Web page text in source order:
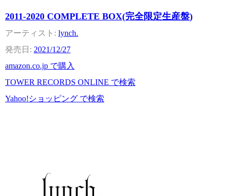
2011-2020 COMPLETE BOX(完全限定生産盤)
lynch.
2021/12/27
amazon.co.jp で購入
TOWER RECORDS ONLINE で検索
Yahoo!ショッピング で検索